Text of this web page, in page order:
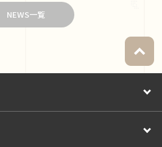
NEWS一覧